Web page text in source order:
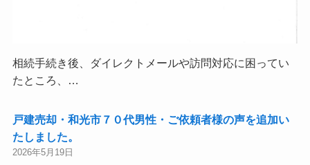
相続手続き後、ダイレクトメールや訪問対応に困ってい
たところ、…
戸建売却・和光市７０代男性・ご依頼者様の声を追加い
たしました。
2026年5月19日